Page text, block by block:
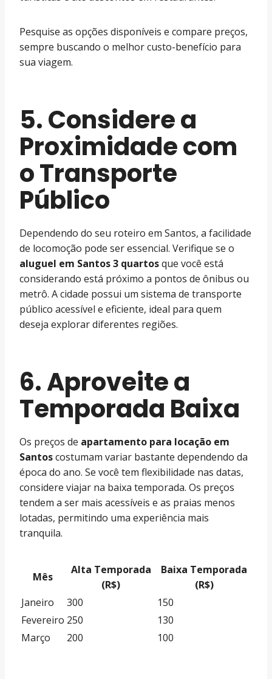
Pesquise as opções disponíveis e compare preços,
sempre buscando o melhor custo-benefício para
sua viagem.
5. Considere a
Proximidade com
o Transporte
Público
Dependendo do seu roteiro em Santos, a facilidade
de locomoção pode ser essencial. Verifique se o
aluguel em Santos 3 quartosque você está
considerando está próximo a pontos de ônibus ou
metrô. A cidade possui um sistema de transporte
público acessível e eficiente, ideal para quem
deseja explorar diferentes regiões.
6. Aproveite a
Temporada Baixa
Os preços de apartamento para locação em
Santoscostumam variar bastante dependendo da
época do ano. Se você tem flexibilidade nas datas,
considere viajar na baixa temporada. Os preços
tendem a ser mais acessíveis e as praias menos
lotadas, permitindo uma experiência mais
tranquila.
Mês
Alta Temporada
(R$)
Baixa Temporada
(R$)
Janeiro
300
150
Fevereiro 250
130
Março
200 100